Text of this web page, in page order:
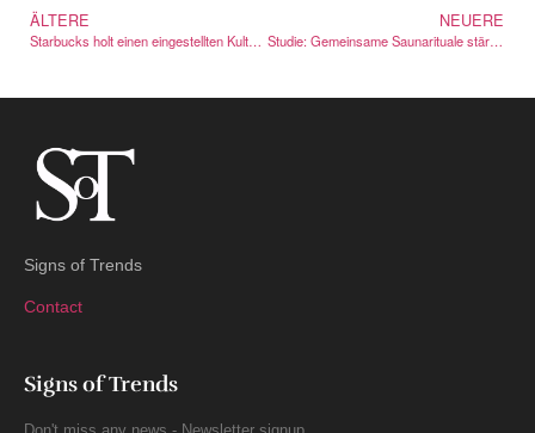
ÄLTERE
Starbucks holt einen eingestellten Kultdrink nach sieben Jahren zurück
NEUERE
Studie: Gemeinsame Saunarituale stärken Zugehörigkeit und Wohlbefinden
Signs of Trends
Contact
Signs of Trends